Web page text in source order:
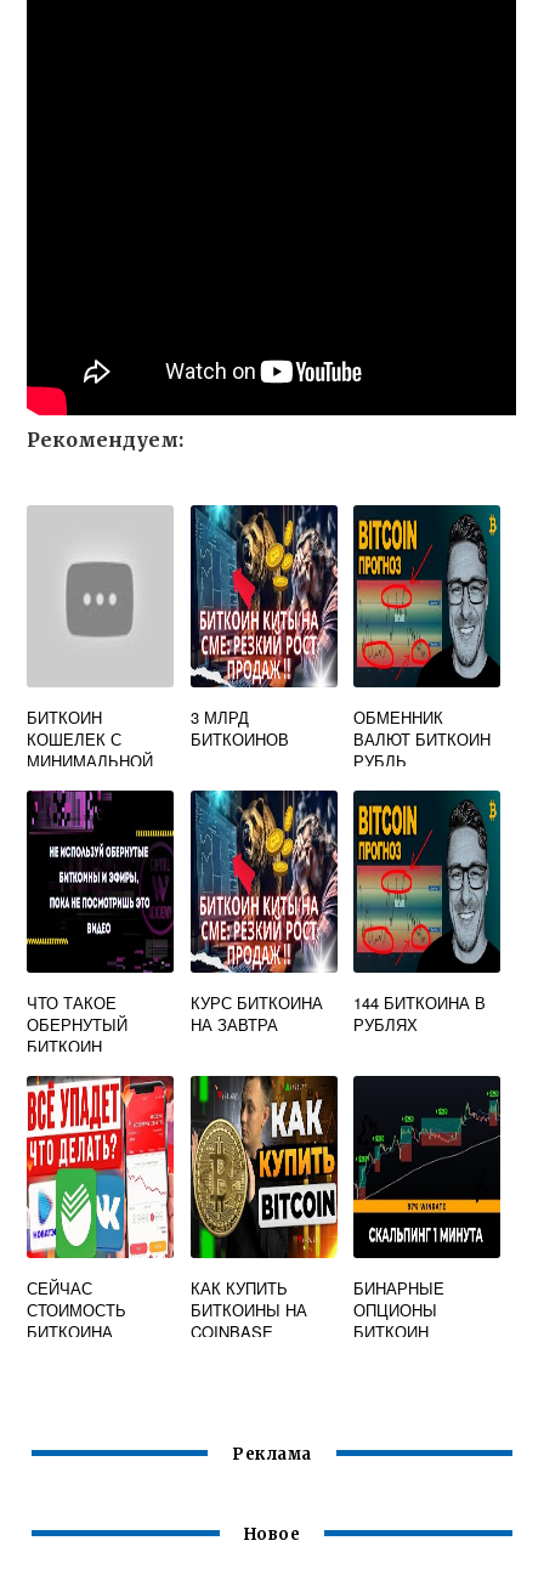
Рекомендуем:
БИТКОИН
КОШЕЛЕК С
МИНИМАЛЬНОЙ
ПЕРЕВОД
3 МЛРД
БИТКОИНОВ
ОБМЕННИК
ВАЛЮТ БИТКОИН
РУБЛЬ
ЧТО ТАКОЕ
ОБЕРНУТЫЙ
БИТКОИН
КУРС БИТКОИНА
НА ЗАВТРА
144 БИТКОИНА В
РУБЛЯХ
СЕЙЧАС
СТОИМОСТЬ
БИТКОИНА
КАК КУПИТЬ
БИТКОИНЫ НА
COINBASE
БИНАРНЫЕ
ОПЦИОНЫ
БИТКОИН
Реклама
Новое